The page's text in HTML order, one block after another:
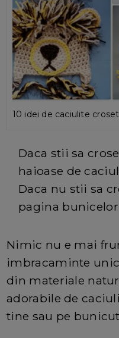
10 idei de caciulite
Daca stii sa
haioase de
Daca nu stii sa
pagina bunicelor
Nimic nu e mai
imbracaminte
din materiale
adorabile de
tine sau pe